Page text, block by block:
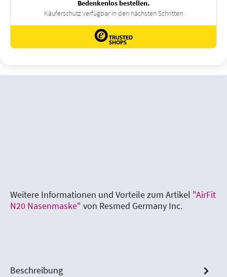
Weitere Informationen und Vorteile zum Artikel "AirFit
N20 Nasenmaske" von Resmed Germany Inc.
Beschreibung